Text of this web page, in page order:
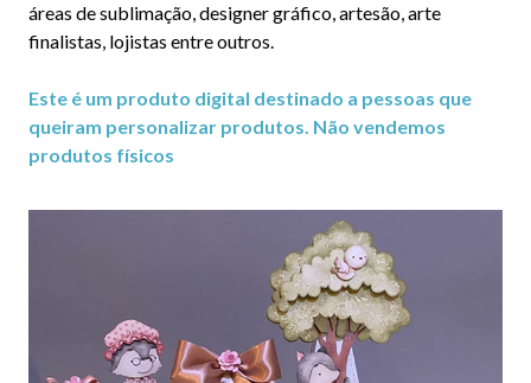
áreas de sublimação, designer gráfico, artesão, arte
finalistas, lojistas entre outros.
Este é um produto digital destinado a pessoas que
queiram personalizar produtos. Não vendemos
produtos físicos